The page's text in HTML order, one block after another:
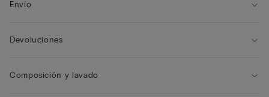
Envío
Devoluciones
Composición y lavado